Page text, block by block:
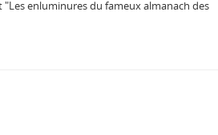
enluminures du fameux almanach des